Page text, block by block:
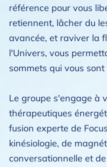
référence pour vous
retiennent, lâcher du
avancée, et raviver la
l'Univers, vous
sommets qui vous sont
Le groupe s'engage à
thérapeutiques
fusion experte de
kinésiologie, de
conversationnelle et